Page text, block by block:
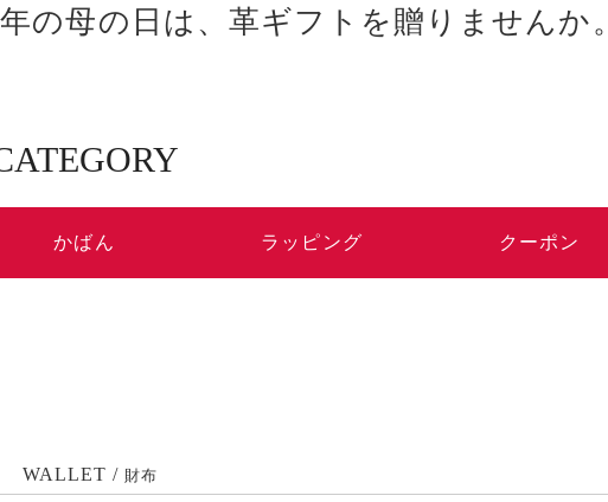
の母の日は、革ギフトを贈りませんか。
かばん ラッピング クーポン
WALLET / 財布